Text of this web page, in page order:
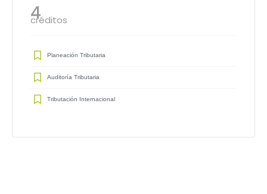
4
créditos
Planeación Tributaria
Auditoría Tributaria
Tributación Internacional